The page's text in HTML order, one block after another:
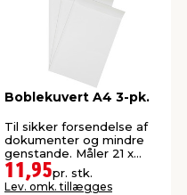
Boblekuvert A4 3-pk.
Til sikker forsendelse af
dokumenter og mindre
genstande. Måler 21 x
29,7 cm.
11,95pr. stk.
Lev. omk. tillægges